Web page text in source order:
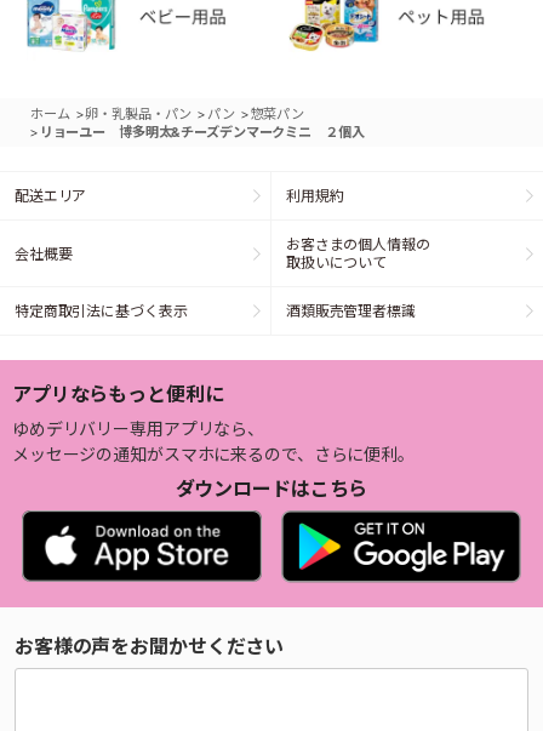
ホーム >卵・乳製品・パン > パン >惣菜パン
> リョーユー 博多明太&チーズデンマークミニ ２個入
配送エリア 利用規約
会社概要
お客さまの個人情報の
取扱いについて
特定商取引法に基づく表示 酒類販売管理者標識
アプリならもっと便利に
ゆめデリバリー専用アプリなら、
メッセージの通知がスマホに来るので、さらに便利。
ダウンロードはこちら
お客様の声をお聞かせください